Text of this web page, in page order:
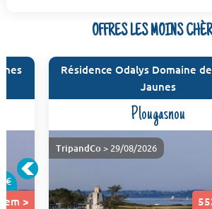
OFFRES LES MOINS
>
Résidence Odalys Domaine
Jaunes
Plougasnou
TripandCo > 29/08/2026